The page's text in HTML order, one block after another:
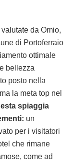
da Omio,
di Portoferraio
ottimale
bellezza
posto nella
la meta top nel
spiaggia
un
per i visitatori
che rimane
come ad